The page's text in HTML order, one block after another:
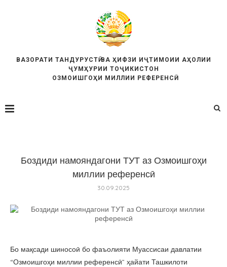
ВАЗОРАТИ ТАНДУРУСТӢ ВА ҲИФЗИ ИҶТИМОИИ АҲОЛИИ
ҶУМҲУРИИ ТОҶИКИСТОН
ОЗМОИШГОҲИ МИЛЛИИ РЕФЕРЕНСӢ
Боздиди намояндагони ТУТ аз Озмоишгоҳи
миллии референсӣ
30.09.2025
Бо мақсади шиносоӣ бо фаъолияти Муассисаи давлатии
“Озмоишгоҳи миллии референсӣ” ҳайати Ташкилоти